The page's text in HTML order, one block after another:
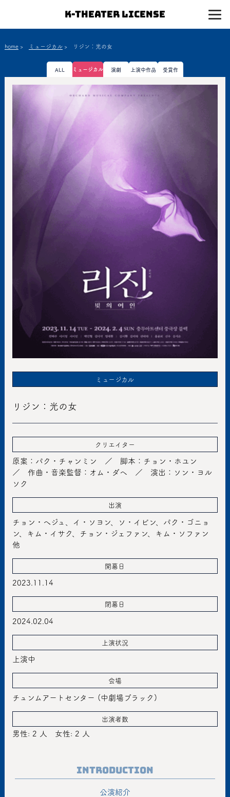
K-Theater License
home> ミュージカル> リジン：光の女
ALL ミュージカル 演劇 上演中作品 受賞作
ミュージカル
リジン：光の女
クリエイター
原案：パク・チャンミン ／ 脚本：チョン・ホユン
／ 作曲・音楽監督：オム・ダヘ ／ 演出：ソン・ヨル
ソク
出演
チョン・へジュ、イ・ソヨン、ソ・イビン、パク・ゴニョ
ン、キム・イサク、チョン・ジェファン、キム・ソファン
他
開幕日
2023.11.14
閉幕日
2024.02.04
上演状況
上演中
会場
チュンムアートセンター (中劇場ブラック)
出演者数
男性: 2 人 女性: 2 人
Introduction
公演紹介